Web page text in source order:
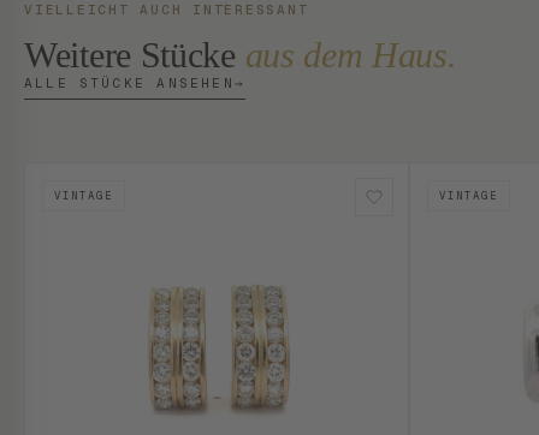
VIELLEICHT AUCH INTERESSANT
Weitere Stücke aus dem Haus.
ALLE STÜCKE ANSEHEN →
VINTAGE VINTAGE